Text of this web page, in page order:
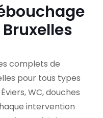
complets de
pour tous types
WC, douches
intervention